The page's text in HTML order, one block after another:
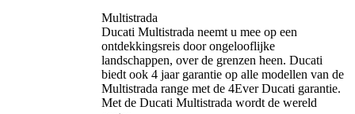
Multistrada
Ducati Multistrada neemt u mee op een
ontdekkingsreis door ongelooflijke
landschappen, over de grenzen heen. Ducati
biedt ook 4 jaar garantie op alle modellen van de
Multistrada range met de 4Ever Ducati garantie.
Met de Ducati Multistrada wordt de wereld